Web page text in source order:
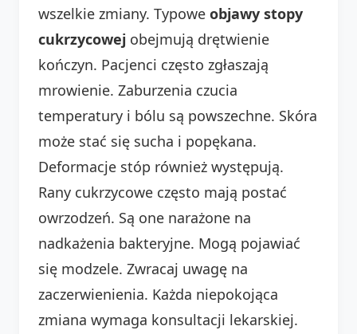
wszelkie zmiany. Typowe objawy stopy
cukrzycowej obejmują drętwienie
kończyn. Pacjenci często zgłaszają
mrowienie. Zaburzenia czucia
temperatury i bólu są powszechne. Skóra
może stać się sucha i popękana.
Deformacje stóp również występują.
Rany cukrzycowe często mają postać
owrzodzeń. Są one narażone na
nadkażenia bakteryjne. Mogą pojawiać
się modzele. Zwracaj uwagę na
zaczerwienienia. Każda niepokojąca
zmiana wymaga konsultacji lekarskiej.